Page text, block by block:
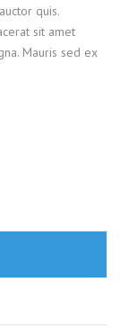
quis.
sit amet
Mauris sed ex